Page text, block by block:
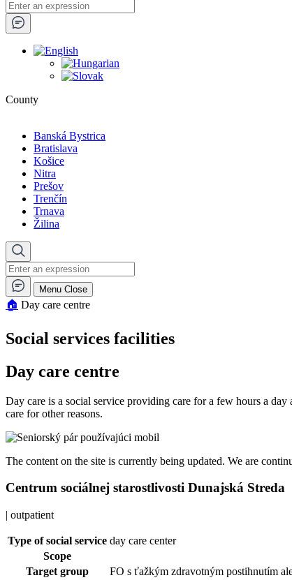
County
Banská Bystrica
Bratislava
Košice
Nitra
Prešov
Trenčín
Trnava
Žilina
Menu Close
🏠︎ Day care centre
Social services facilities
Day care centre
Day care is a social service providing care for a few hours a
care for other reasons.
The content on the site is currently being updated. We are
Centrum sociálnej starostlivosti Dunajská Streda
| outpatient
Type of social service day care center
Scope
Target group
FO s ťažkým zdravotným postihnutím